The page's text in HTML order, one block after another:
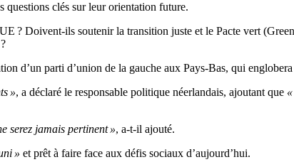
questions clés sur leur orientation future.
? Doivent-ils soutenir la transition juste et le Pacte vert
d’un parti d’union de la gauche aux Pays-Bas, qui englobera
», a déclaré le responsable politique néerlandais, ajoutant que
serez jamais pertinent », a-t-il ajouté.
» et prêt à faire face aux défis sociaux d’aujourd’hui.